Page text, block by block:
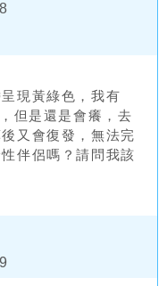
現黃綠色，我有
但是還是會癢，去
又會復發，無法完
伴侶嗎？請問我該